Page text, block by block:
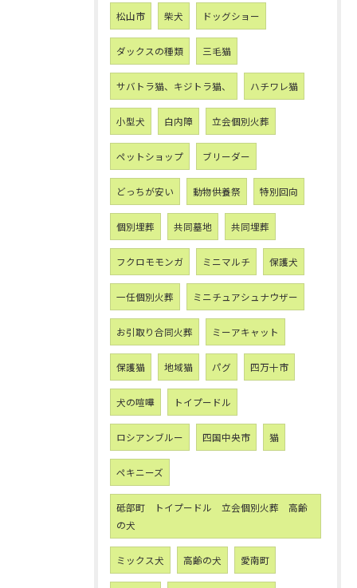
松山市 柴犬 ドッグショー
ダックスの種類 三毛猫
サバトラ猫、キジトラ猫、 ハチワレ猫
小型犬 白内障 立会個別火葬
ペットショップ ブリーダー
どっちが安い 動物供養祭 特別回向
個別埋葬 共同墓地 共同埋葬
フクロモモンガ ミニマルチ 保護犬
一任個別火葬 ミニチュアシュナウザー
お引取り合同火葬 ミーアキャット
保護猫 地域猫 パグ 四万十市
犬の喧嘩 トイプードル
ロシアンブルー 四国中央市 猫
ペキニーズ
砥部町 トイプードル 立会個別火葬 高齢
の犬
ミックス犬 高齢の犬 愛南町